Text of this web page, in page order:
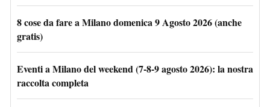
8 cose da fare a Milano domenica 9 Agosto 2026 (anche
gratis)
Eventi a Milano del weekend (7-8-9 agosto 2026): la nostra
raccolta completa